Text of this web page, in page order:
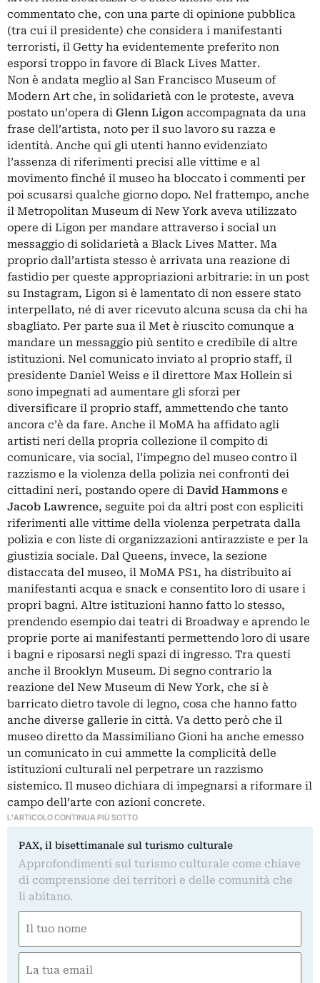
commentato che, con una parte di opinione pubblica
(tra cui il presidente) che considera i manifestanti
terroristi, il Getty ha evidentemente preferito non
esporsi troppo in favore di Black Lives Matter.
Non è andata meglio al San Francisco Museum of
Modern Art che, in solidarietà con le proteste, aveva
postato un’opera di Glenn Ligon accompagnata da una
frase dell’artista, noto per il suo lavoro su razza e
identità. Anche qui gli utenti hanno evidenziato
l’assenza di riferimenti precisi alle vittime e al
movimento finché il museo ha bloccato i commenti per
poi scusarsi qualche giorno dopo. Nel frattempo, anche
il Metropolitan Museum di New York aveva utilizzato
opere di Ligon per mandare attraverso i social un
messaggio di solidarietà a Black Lives Matter. Ma
proprio dall’artista stesso è arrivata una reazione di
fastidio per queste appropriazioni arbitrarie: in un post
su Instagram, Ligon si è lamentato di non essere stato
interpellato, né di aver ricevuto alcuna scusa da chi ha
sbagliato. Per parte sua il Met è riuscito comunque a
mandare un messaggio più sentito e credibile di altre
istituzioni. Nel comunicato inviato al proprio staff, il
presidente Daniel Weiss e il direttore Max Hollein si
sono impegnati ad aumentare gli sforzi per
diversificare il proprio staff, ammettendo che tanto
ancora c’è da fare. Anche il MoMA ha affidato agli
artisti neri della propria collezione il compito di
comunicare, via social, l’impegno del museo contro il
razzismo e la violenza della polizia nei confronti dei
cittadini neri, postando opere di David Hammons e
Jacob Lawrence, seguite poi da altri post con espliciti
riferimenti alle vittime della violenza perpetrata dalla
polizia e con liste di organizzazioni antirazziste e per la
giustizia sociale. Dal Queens, invece, la sezione
distaccata del museo, il MoMA PS1, ha distribuito ai
manifestanti acqua e snack e consentito loro di usare i
propri bagni. Altre istituzioni hanno fatto lo stesso,
prendendo esempio dai teatri di Broadway e aprendo le
proprie porte ai manifestanti permettendo loro di usare
i bagni e riposarsi negli spazi di ingresso. Tra questi
anche il Brooklyn Museum. Di segno contrario la
reazione del New Museum di New York, che si è
barricato dietro tavole di legno, cosa che hanno fatto
anche diverse gallerie in città. Va detto però che il
museo diretto da Massimiliano Gioni ha anche emesso
un comunicato in cui ammette la complicità delle
istituzioni culturali nel perpetrare un razzismo
sistemico. Il museo dichiara di impegnarsi a riformare il
campo dell’arte con azioni concrete.
L'ARTICOLO CONTINUA PIÙ SOTTO
PAX, il bisettimanale sul turismo culturale
Approfondimenti sul turismo culturale come chiave
di comprensione dei territori e delle comunità che
li abitano.
(Required)
First
(Required)